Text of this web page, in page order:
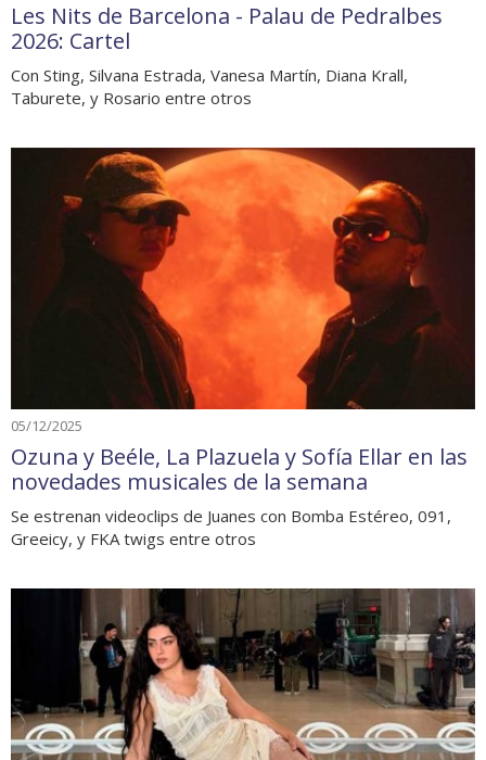
Les Nits de Barcelona - Palau de Pedralbes
2026: Cartel
Con Sting, Silvana Estrada, Vanesa Martín, Diana Krall,
Taburete, y Rosario entre otros
05/12/2025
Ozuna y Beéle, La Plazuela y Sofía Ellar en las
novedades musicales de la semana
Se estrenan videoclips de Juanes con Bomba Estéreo, 091,
Greeicy, y FKA twigs entre otros